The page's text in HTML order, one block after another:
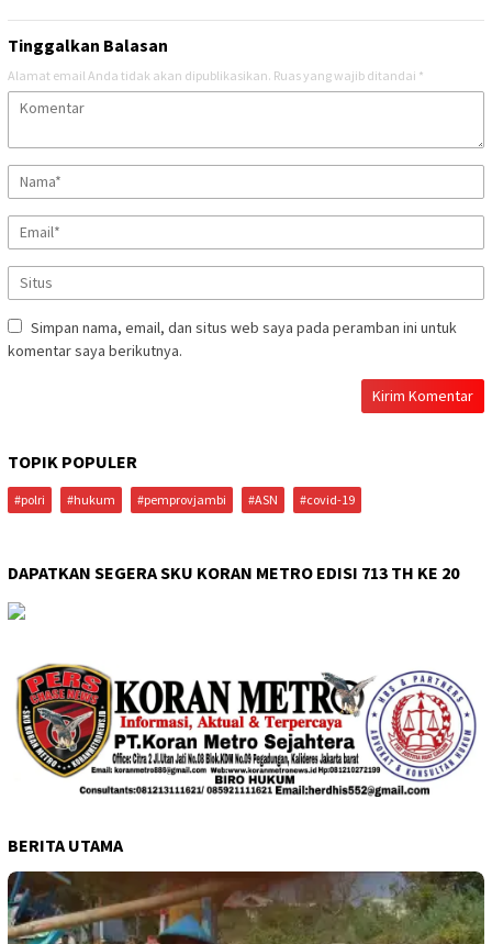
Tinggalkan Balasan
Alamat email Anda tidak akan dipublikasikan. Ruas yang wajib ditandai *
Simpan nama, email, dan situs web saya pada peramban ini untuk
komentar saya berikutnya.
TOPIK POPULER
#polri #hukum #pemprovjambi #ASN #covid-19
DAPATKAN SEGERA SKU KORAN METRO EDISI 713 TH KE 20
BERITA UTAMA